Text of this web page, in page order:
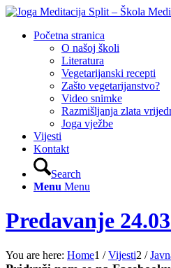
Početna stranica
O našoj školi
Literatura
Vegetarijanski recepti
Zašto vegetarijanstvo?
Video snimke
Razmišljanja zlata
Joga vježbe
Vijesti
Kontakt
Search
Menu Menu
Predavanje
You are here: Home1 / Vijesti2 /